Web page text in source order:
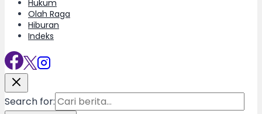
Hukum
Olah Raga
Hiburan
Indeks
Search for: